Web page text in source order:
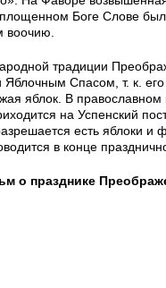
Боге Слове
воочию.
традиции
Спасом, т. к.
яблок. В православном
на Успенский
есть яблоки и
в конце
о празднике